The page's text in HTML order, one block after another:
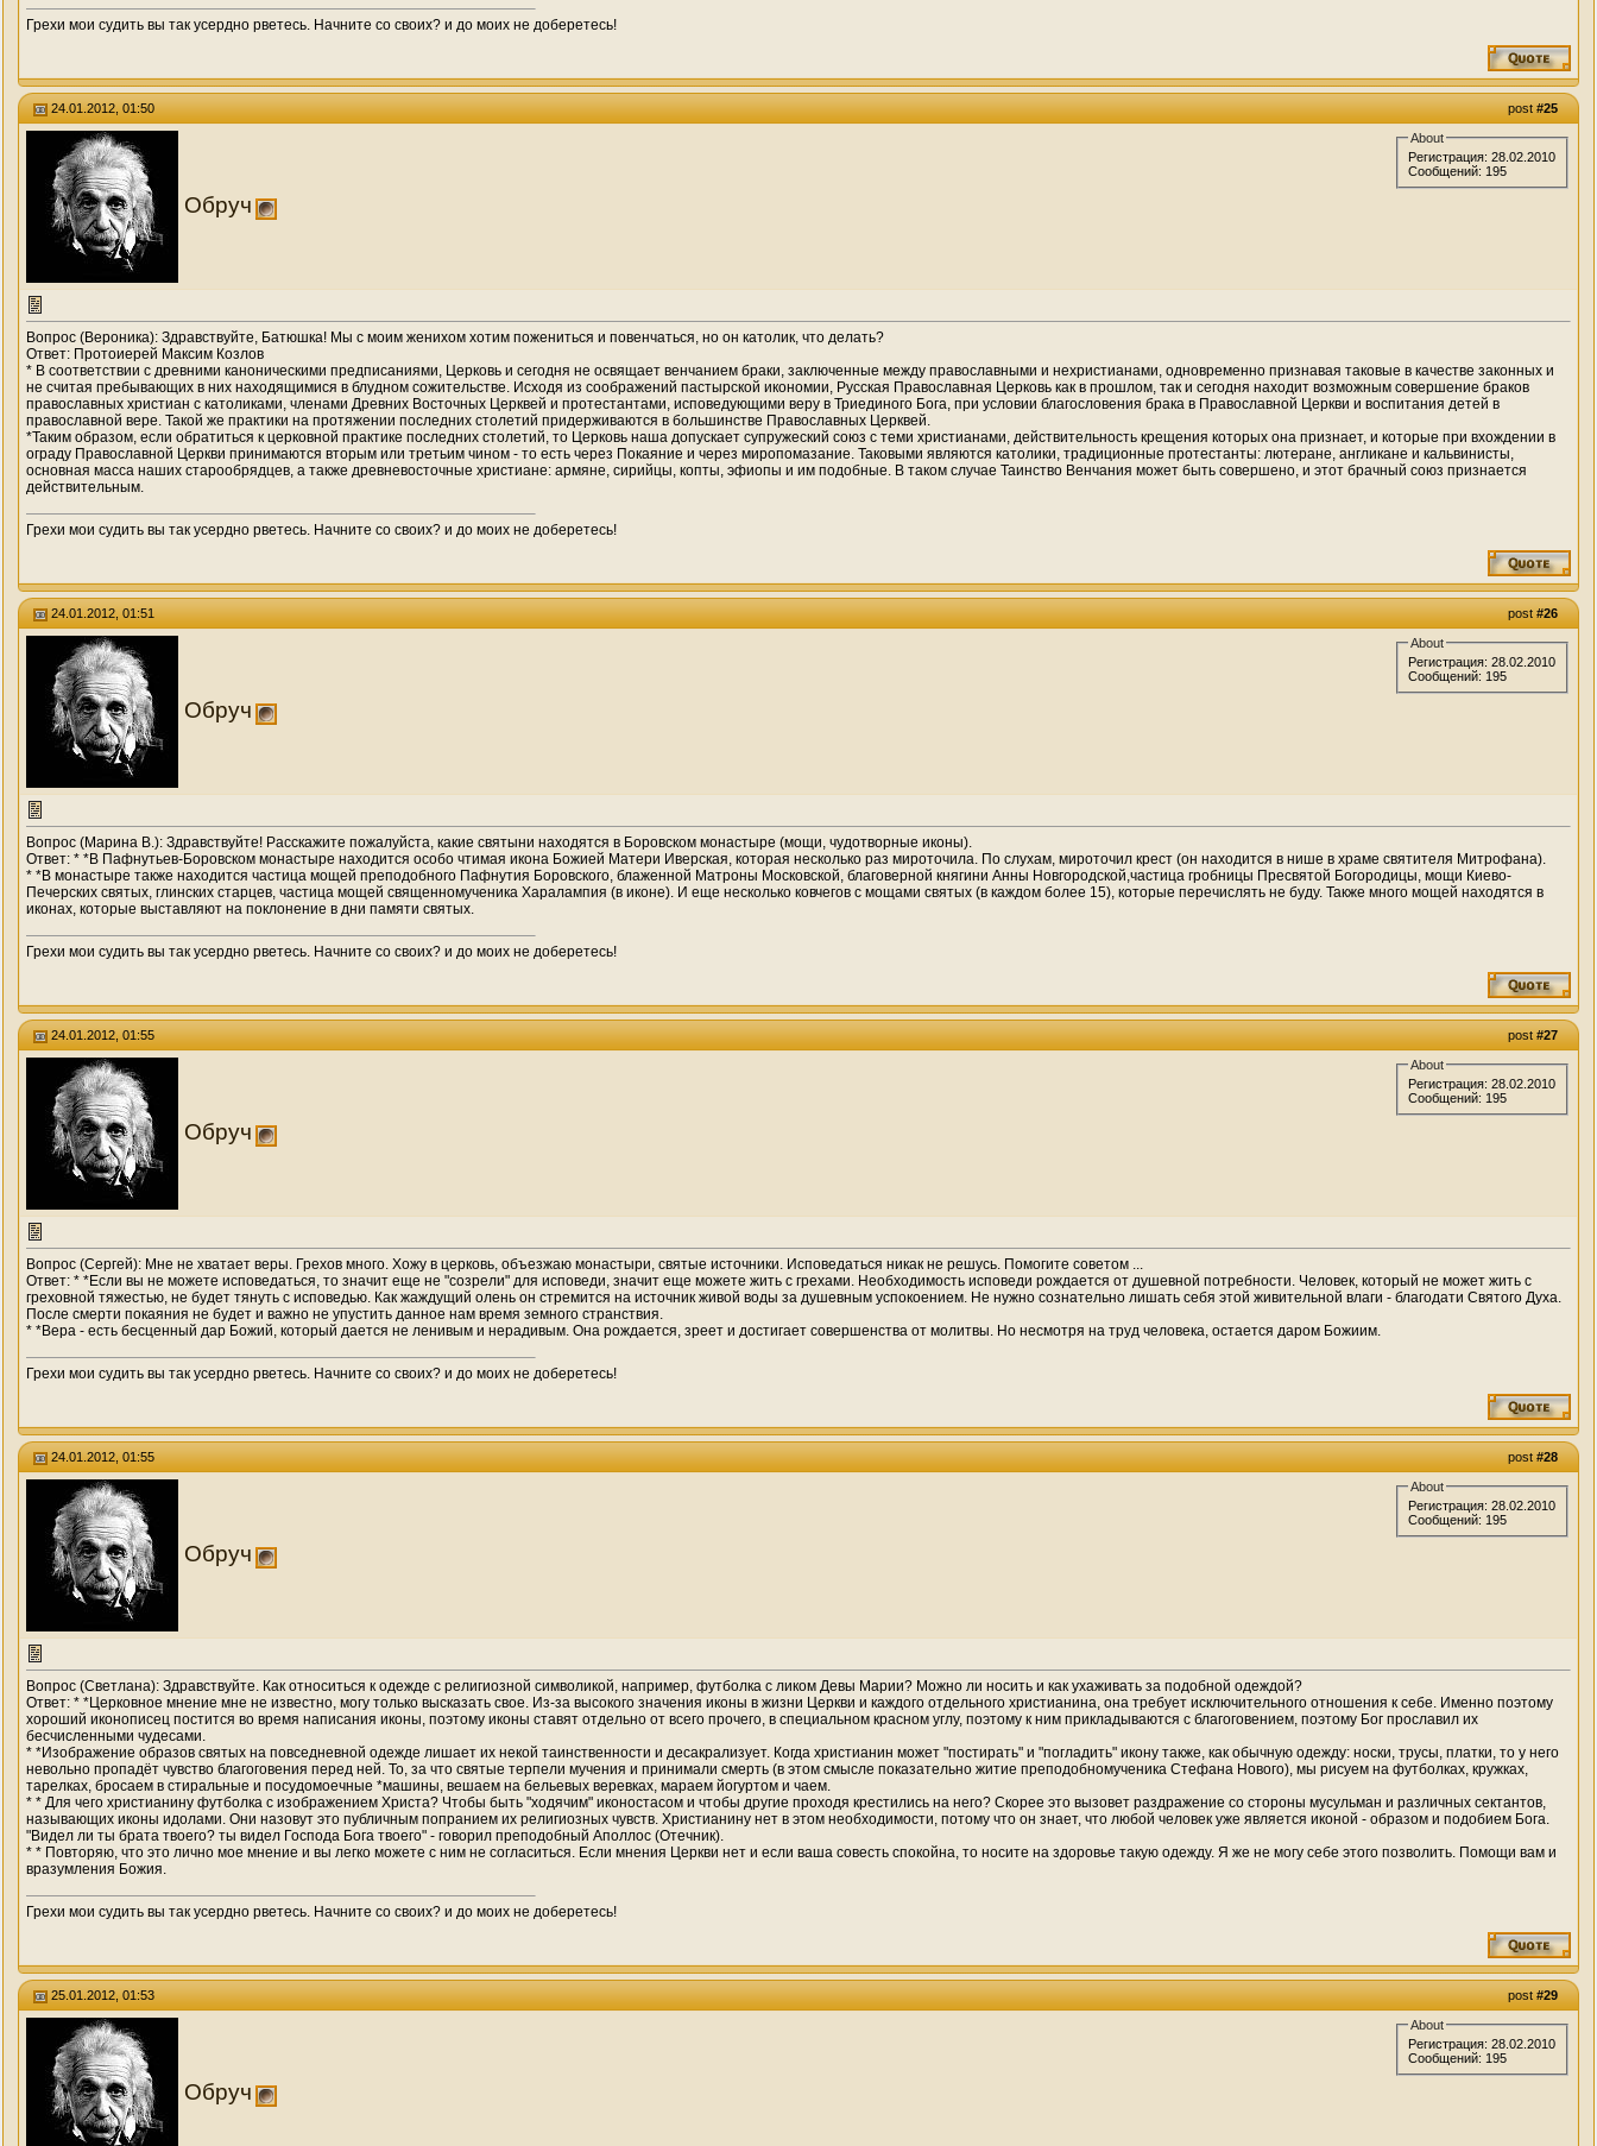
Грехи мои судить вы так усердно рветесь. Начните со своих? и до моих не доберетесь!
post#25
24.01.2012, 01:50
Обруч
About
Регистрация: 28.02.2010
Сообщений: 195
Вопрос (Вероника): Здравствуйте, Батюшка! Мы с моим женихом хотим пожениться и повенчаться, но он католик, что делать?
Ответ: Протоиерей Максим Козлов
* В соответствии с древними каноническими предписаниями, Церковь и сегодня не освящает венчанием браки, заключенные между православными и нехристианами, одновременно признавая таковые в качестве законных и
не считая пребывающих в них находящимися в блудном сожительстве. Исходя из соображений пастырской икономии, Русская Православная Церковь как в прошлом, так и сегодня находит возможным совершение браков
православных христиан с католиками, членами Древних Восточных Церквей и протестантами, исповедующими веру в Триединого Бога, при условии благословения брака в Православной Церкви и воспитания детей в
православной вере. Такой же практики на протяжении последних столетий придерживаются в большинстве Православных Церквей.
*Таким образом, если обратиться к церковной практике последних столетий, то Церковь наша допускает супружеский союз с теми христианами, действительность крещения которых она признает, и которые при вхождении в
ограду Православной Церкви принимаются вторым или третьим чином - то есть через Покаяние и через миропомазание. Таковыми являются католики, традиционные протестанты: лютеране, англикане и кальвинисты,
основная масса наших старообрядцев, а также древневосточные христиане: армяне, сирийцы, копты, эфиопы и им подобные. В таком случае Таинство Венчания может быть совершено, и этот брачный союз признается
действительным.
Грехи мои судить вы так усердно рветесь. Начните со своих? и до моих не доберетесь!
post#26
24.01.2012, 01:51
Обруч
About
Регистрация: 28.02.2010
Сообщений: 195
Вопрос (Марина В.): Здравствуйте! Расскажите пожалуйста, какие святыни находятся в Боровском монастыре (мощи, чудотворные иконы).
Ответ: * *В Пафнутьев-Боровском монастыре находится особо чтимая икона Божией Матери Иверская, которая несколько раз мироточила. По слухам, мироточил крест (он находится в нише в храме святителя Митрофана).
* *В монастыре также находится частица мощей преподобного Пафнутия Боровского, блаженной Матроны Московской, благоверной княгини Анны Новгородской,частица гробницы Пресвятой Богородицы, мощи Киево-
Печерских святых, глинских старцев, частица мощей священномученика Харалампия (в иконе). И еще несколько ковчегов с мощами святых (в каждом более 15), которые перечислять не буду. Также много мощей находятся в
иконах, которые выставляют на поклонение в дни памяти святых.
Грехи мои судить вы так усердно рветесь. Начните со своих? и до моих не доберетесь!
post#27
24.01.2012, 01:55
Обруч
About
Регистрация: 28.02.2010
Сообщений: 195
Вопрос (Сергей): Мне не хватает веры. Грехов много. Хожу в церковь, объезжаю монастыри, святые источники. Исповедаться никак не решусь. Помогите советом ...
Ответ: * *Если вы не можете исповедаться, то значит еще не "созрели" для исповеди, значит еще можете жить с грехами. Необходимость исповеди рождается от душевной потребности. Человек, который не может жить с
греховной тяжестью, не будет тянуть с исповедью. Как жаждущий олень он стремится на источник живой воды за душевным успокоением. Не нужно сознательно лишать себя этой живительной влаги - благодати Святого Духа.
После смерти покаяния не будет и важно не упустить данное нам время земного странствия.
* *Вера - есть бесценный дар Божий, который дается не ленивым и нерадивым. Она рождается, зреет и достигает совершенства от молитвы. Но несмотря на труд человека, остается даром Божиим.
Грехи мои судить вы так усердно рветесь. Начните со своих? и до моих не доберетесь!
post#28
24.01.2012, 01:55
Обруч
About
Регистрация: 28.02.2010
Сообщений: 195
Вопрос (Светлана): Здравствуйте. Как относиться к одежде с религиозной символикой, например, футболка с ликом Девы Марии? Можно ли носить и как ухаживать за подобной одеждой?
Ответ: * *Церковное мнение мне не известно, могу только высказать свое. Из-за высокого значения иконы в жизни Церкви и каждого отдельного христианина, она требует исключительного отношения к себе. Именно поэтому
хороший иконописец постится во время написания иконы, поэтому иконы ставят отдельно от всего прочего, в специальном красном углу, поэтому к ним прикладываются с благоговением, поэтому Бог прославил их
бесчисленными чудесами.
* *Изображение образов святых на повседневной одежде лишает их некой таинственности и десакрализует. Когда христианин может "постирать" и "погладить" икону также, как обычную одежду: носки, трусы, платки, то у него
невольно пропадёт чувство благоговения перед ней. То, за что святые терпели мучения и принимали смерть (в этом смысле показательно житие преподобномученика Стефана Нового), мы рисуем на футболках, кружках,
тарелках, бросаем в стиральные и посудомоечные *машины, вешаем на бельевых веревках, мараем йогуртом и чаем.
* * Для чего христианину футболка с изображением Христа? Чтобы быть "ходячим" иконостасом и чтобы другие проходя крестились на него? Скорее это вызовет раздражение со стороны мусульман и различных сектантов,
называющих иконы идолами. Они назовут это публичным попранием их религиозных чувств. Христианину нет в этом необходимости, потому что он знает, что любой человек уже является иконой - образом и подобием Бога.
"Видел ли ты брата твоего? ты видел Господа Бога твоего" - говорил преподобный Аполлос (Отечник).
* * Повторяю, что это лично мое мнение и вы легко можете с ним не согласиться. Если мнения Церкви нет и если ваша совесть спокойна, то носите на здоровье такую одежду. Я же не могу себе этого позволить. Помощи вам и
вразумления Божия.
Грехи мои судить вы так усердно рветесь. Начните со своих? и до моих не доберетесь!
post#29
25.01.2012, 01:53
Обруч
About
Регистрация: 28.02.2010
Сообщений: 195